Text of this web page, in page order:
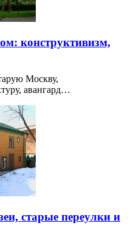
конструктивизм,
Москву,
авангард…
старые переулки и